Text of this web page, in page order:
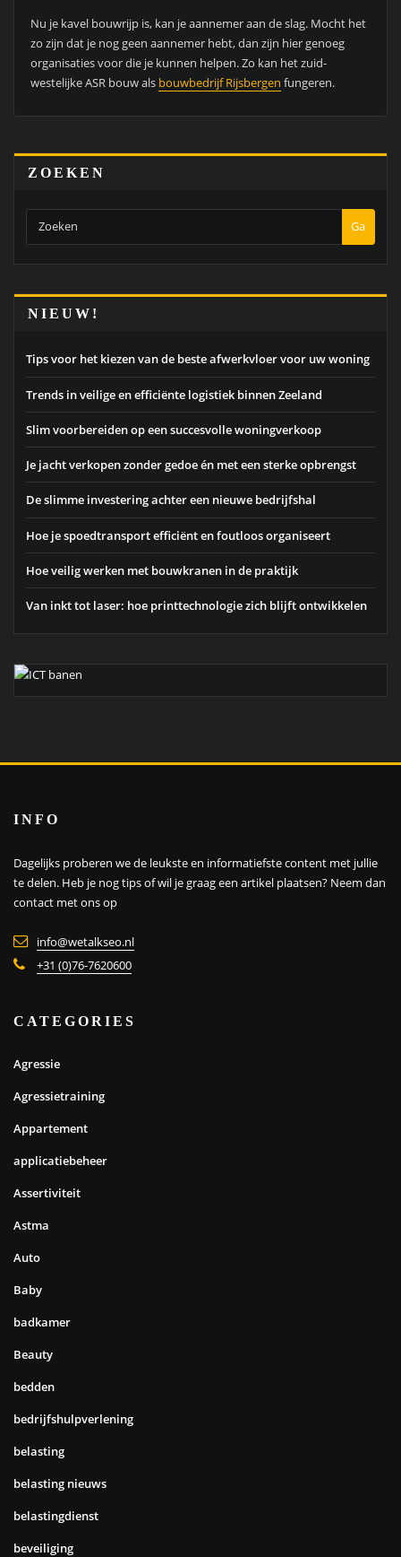
Nu je kavel bouwrijp is, kan je aannemer aan de slag. Mocht het
zo zijn dat je nog geen aannemer hebt, dan zijn hier genoeg
organisaties voor die je kunnen helpen. Zo kan het zuid-
westelijke ASR bouw als bouwbedrijf Rijsbergen fungeren.
ZOEKEN
Ga
NIEUW!
Tips voor het kiezen van de beste afwerkvloer voor uw woning
Trends in veilige en efficiënte logistiek binnen Zeeland
Slim voorbereiden op een succesvolle woningverkoop
Je jacht verkopen zonder gedoe én met een sterke opbrengst
De slimme investering achter een nieuwe bedrijfshal
Hoe je spoedtransport efficiënt en foutloos organiseert
Hoe veilig werken met bouwkranen in de praktijk
Van inkt tot laser: hoe printtechnologie zich blijft ontwikkelen
INFO
Dagelijks proberen we de leukste en informatiefste content met jullie
te delen. Heb je nog tips of wil je graag een artikel plaatsen? Neem dan
contact met ons op
info@wetalkseo.nl
+31 (0)76-7620600
CATEGORIES
Agressie
Agressietraining
Appartement
applicatiebeheer
Assertiviteit
Astma
Auto
Baby
badkamer
Beauty
bedden
bedrijfshulpverlening
belasting
belasting nieuws
belastingdienst
beveiliging